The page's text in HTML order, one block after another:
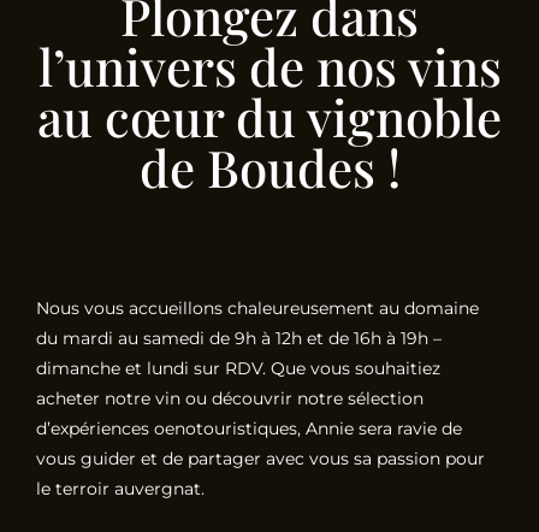
Plongez dans
l’univers de nos vins
au cœur du vignoble
de Boudes !
Nous vous accueillons chaleureusement au domaine
du mardi au samedi de 9h à 12h et de 16h à 19h –
dimanche et lundi sur RDV. Que vous souhaitiez
acheter notre vin ou découvrir notre sélection
d’expériences oenotouristiques, Annie sera ravie de
vous guider et de partager avec vous sa passion pour
le terroir auvergnat.